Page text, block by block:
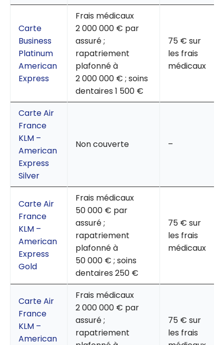
Carte
Business
Platinum
American
Express
Frais médicaux
2 000 000 € par
assuré ;
rapatriement
plafonné à
2 000 000 € ; soins
dentaires 1 500 €
75 € sur
les frais
médicaux
Carte Air
France
KLM –
American
Express
Silver
Non couverte –
Carte Air
France
KLM –
American
Express
Gold
Frais médicaux
50 000 € par
assuré ;
rapatriement
plafonné à
50 000 € ; soins
dentaires 250 €
75 € sur
les frais
médicaux
Carte Air
France
KLM –
American
Frais médicaux
2 000 000 € par
assuré ;
rapatriement
75 € sur
les frais